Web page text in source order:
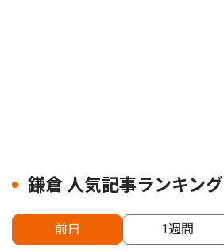
鎌倉 人気記事ランキング
前日 1週間